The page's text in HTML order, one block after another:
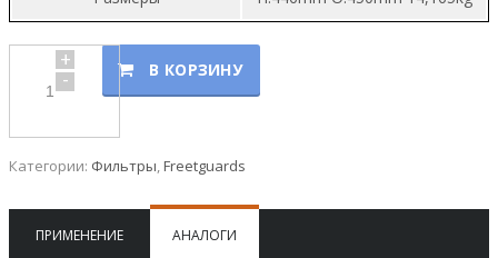
+
- В КОРЗИНУ
Категории: Фильтры,Freetguards
ПРИМЕНЕНИЕ АНАЛОГИ